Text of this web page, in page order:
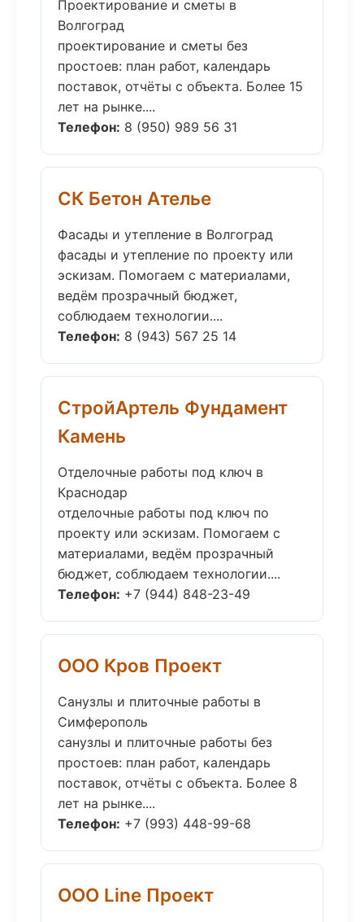
Проектирование и сметы в
Волгоград
проектирование и сметы без
простоев: план работ, календарь
поставок, отчёты с объекта. Более 15
лет на рынке....
Телефон: 8 (950) 989 56 31
СК Бетон Ателье
Фасады и утепление в Волгоград
фасады и утепление по проекту или
эскизам. Помогаем с материалами,
ведём прозрачный бюджет,
соблюдаем технологии....
Телефон: 8 (943) 567 25 14
СтройАртель Фундамент
Камень
Отделочные работы под ключ в
Краснодар
отделочные работы под ключ по
проекту или эскизам. Помогаем с
материалами, ведём прозрачный
бюджет, соблюдаем технологии....
Телефон: +7 (944) 848-23-49
ООО Кров Проект
Санузлы и плиточные работы в
Симферополь
санузлы и плиточные работы без
простоев: план работ, календарь
поставок, отчёты с объекта. Более 8
лет на рынке....
Телефон: +7 (993) 448-99-68
ООО Line Проект